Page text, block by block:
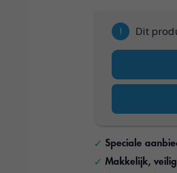
! Dit
Speciale
Makkelijk,